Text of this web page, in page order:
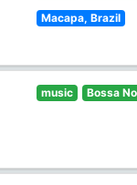
Macapa, Brazil
music Bossa